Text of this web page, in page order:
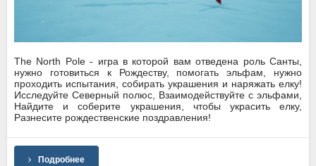
The North Pole - игра в которой вам отведена роль Санты,
нужно готовиться к Рождеству, помогать эльфам, нужно
проходить испытания, собирать украшения и наряжать елку!
Исследуйте Северный полюс, Взаимодействуйте с эльфами,
Найдите и соберите украшения, чтобы украсить елку,
Разнесите рождественские поздравления!
Подробнее